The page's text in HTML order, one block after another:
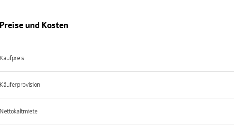
Preise und Kosten
Kaufpreis
Käuferprovision
Nettokaltmiete